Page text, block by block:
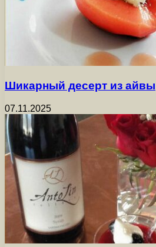
Шикарный десерт из айвы
07.11.2025